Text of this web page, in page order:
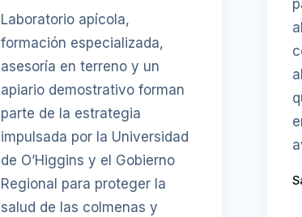
Laboratorio apícola,
formación especializada,
asesoría en terreno y un
apiario demostrativo forman
parte de la estrategia
impulsada por la Universidad
de O’Higgins y el Gobierno
Regional para proteger la
salud de las colmenas y